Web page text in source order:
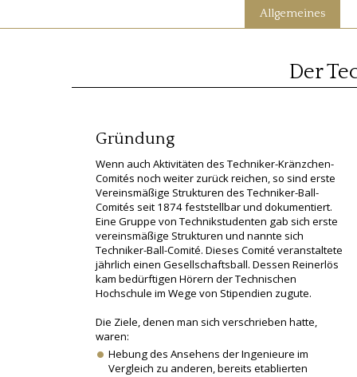
Allgemeines
Der
Gründung
Wenn auch Aktivitäten des Techniker-Kränzchen-
Comités noch weiter zurück reichen, so sind erste
Vereinsmäßige Strukturen des Techniker-Ball-
Comités seit 1874 feststellbar und dokumentiert.
Eine Gruppe von Technikstudenten gab sich erste
vereinsmäßige Strukturen und nannte sich
Techniker-Ball-Comité. Dieses Comité veranstaltete
jährlich einen Gesellschaftsball. Dessen Reinerlös
kam bedürftigen Hörern der Technischen
Hochschule im Wege von Stipendien zugute.
Die Ziele, denen man sich verschrieben hatte,
waren:
Hebung des Ansehens der Ingenieure im
Vergleich zu anderen, bereits etablierten